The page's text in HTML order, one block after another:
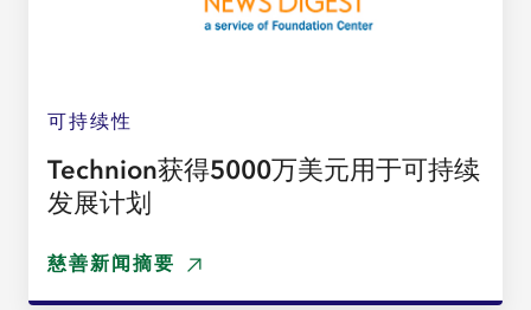
可持续性
Technion获得5000万美元用于可持续
发展计划
慈善新闻摘要